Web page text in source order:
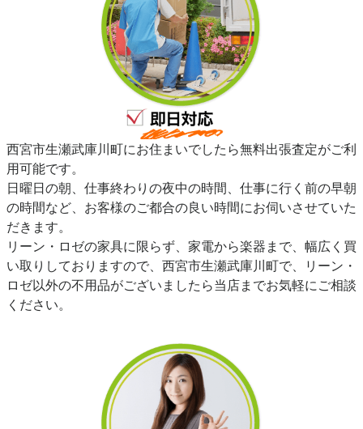
西宮市生瀬武庫川町にお住まいでしたら無料出張査定がご利
用可能です。
日曜日の朝、仕事終わりの夜中の時間、仕事に行く前の早朝
の時間など、お客様のご都合の良い時間にお伺いさせていた
だきます。
リーン・ロゼの家具に限らず、家電から楽器まで、幅広く買
い取りしておりますので、西宮市生瀬武庫川町で、リーン・
ロゼ以外の不用品がございましたら当店までお気軽にご相談
ください。